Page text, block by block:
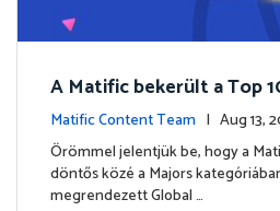
A Matific bekerült a Top
obal EdTech Awards 2025
Matific Content Team | Aug
nyek
Örömmel jelentjük be, hogy a
döntős közé a Majors
megrendezett Global …